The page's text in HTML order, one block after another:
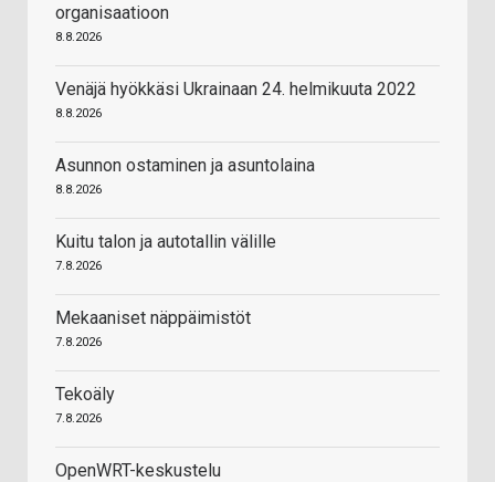
organisaatioon
8.8.2026
Venäjä hyökkäsi Ukrainaan 24. helmikuuta 2022
8.8.2026
Asunnon ostaminen ja asuntolaina
8.8.2026
Kuitu talon ja autotallin välille
7.8.2026
Mekaaniset näppäimistöt
7.8.2026
Tekoäly
7.8.2026
OpenWRT-keskustelu